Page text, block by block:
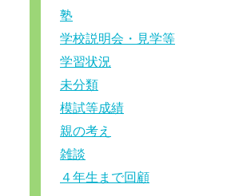
塾
学校説明会・見学等
学習状況
未分類
模試等成績
親の考え
雑談
４年生まで回顧